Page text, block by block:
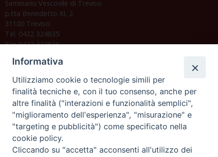
Seminario Vescovile di Treviso
p.tta Benedetto XI, 2
31100 Treviso
Tel. 0422 324835
Fax 0422 324836
C.F. 94004060268
Orario di segreteria
Lunedì 17.30-19.30
Martedì 17.30-19.30
Mercoledì 17.30-19.30
Informativa
Utilizziamo cookie o tecnologie simili per
finalità tecniche e, con il tuo consenso, anche per
altre finalità ("interazioni e funzionalità semplici",
"miglioramento dell'esperienza", "misurazione" e
"targeting e pubblicità") come specificato nella
cookie policy.
Cliccando su "accetta" acconsenti all'utilizzo dei